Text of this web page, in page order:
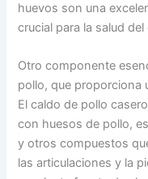
huevos son una
crucial para la salud
Otro componente
pollo, que proporciona
El caldo de pollo
con huesos de pollo,
y otros compuestos
las articulaciones y la